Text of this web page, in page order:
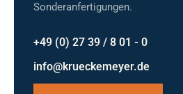
Sonderanfertigungen.
+49 (0) 27 39 / 8 01 - 0
info@krueckemeyer.de